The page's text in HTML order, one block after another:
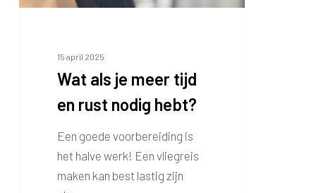
15 april 2025
Wat als je meer tijd
en rust nodig hebt?
Een goede voorbereiding is
het halve werk! Een vliegreis
maken kan best lastig zijn